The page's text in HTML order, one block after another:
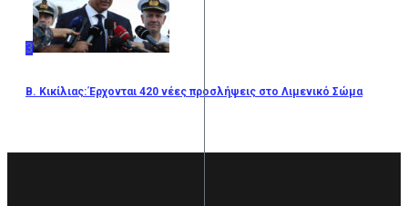
3
Β. Κικίλιας: Έρχονται 420 νέες προσλήψεις στο Λιμενικό Σώμα